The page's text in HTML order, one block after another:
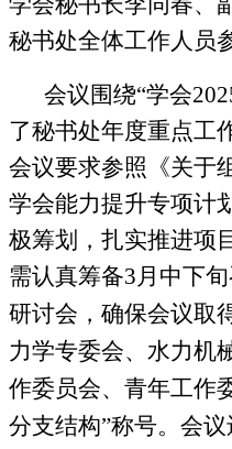
秘书处全体工作人员
会议围绕“学会
了秘书处年度重点工
会议要求参照《关于
学会能力提升专项计
极筹划，扎实推进项
需认真筹备3月中下
研讨会，确保会议取
力学专委会、水力机
作委员会、青年工作
分支结构”称号。会